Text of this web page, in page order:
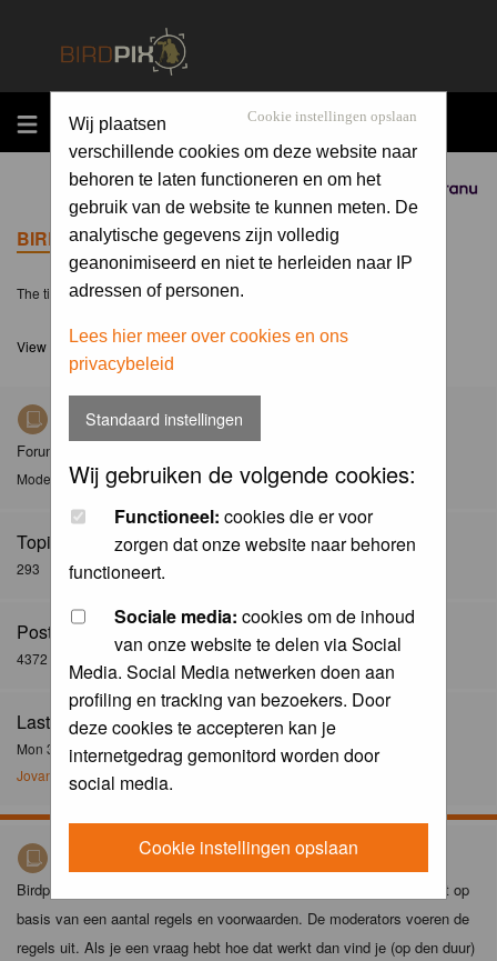
MENU
Sponsored by
Cookie instellingen opslaan
Wij plaatsen
verschillende cookies om deze website naar
behoren te laten functioneren en om het
gebruik van de website te kunnen meten. De
analytische gegevens zijn volledig
geanonimiseerd en niet te herleiden naar IP
adressen of personen.
Lees hier meer over cookies en ons
privacybeleid
Standaard instellingen
Wij gebruiken de volgende cookies:
Functioneel: cookies die er voor
zorgen dat onze website naar behoren
functioneert.
Sociale media: cookies om de inhoud
van onze website te delen via Social
Media. Social Media netwerken doen aan
profiling en tracking van bezoekers. Door
deze cookies te accepteren kan je
internetgedrag gemonitord worden door
social media.
Cookie instellingen opslaan
BIRDPIX.NL FORUM INDEX
The time now is Sat 08 Aug 2026, 1:40
View unanswered posts
Nieuws
Forum met nieuwsberichten over Birdpix
ModeratorModerators
Topics:
293
Posts:
4372
Last Post:
Mon 30 Dec 2024, 21:02
Jovanzo
Birdpix spelregels
Birdpix is niet zomaar een foto-site. Het plaatsen van foto's gebeurt op
basis van een aantal regels en voorwaarden. De moderators voeren de
regels uit. Als je een vraag hebt hoe dat werkt dan vind je (op den duur)